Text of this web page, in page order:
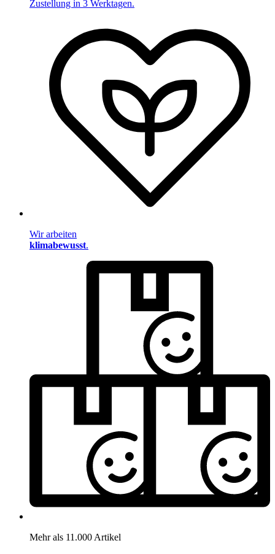
Zustellung in 3 Werktagen.
Wir arbeiten
klimabewusst.
Mehr als 11.000 Artikel